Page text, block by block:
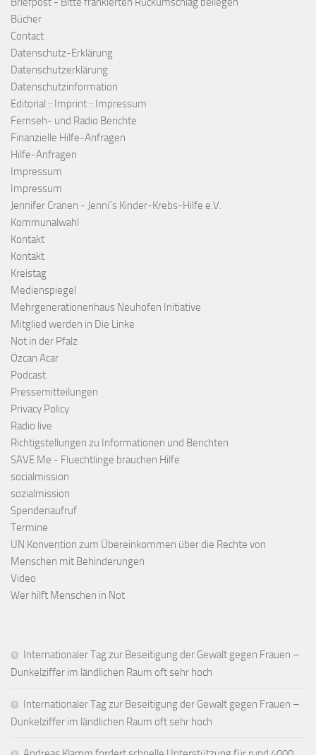
Bücher
Contact
Datenschutz-Erklärung
Datenschutzerklärung
Datenschutzinformation
Editorial :: Imprint :: Impressum
Fernseh- und Radio Berichte
Finanzielle Hilfe-Anfragen
Hilfe-Anfragen
Impressum
Impressum
Jennifer Cranen - Jenni´s Kinder-Krebs-Hilfe e.V.
Kommunalwahl
Kontakt
Kontakt
Kreistag
Medienspiegel
Mehrgenerationenhaus Neuhofen Initiative
Mitglied werden in Die Linke
Not in der Pfalz
Özcan Acar
Podcast
Pressemitteilungen
Privacy Policy
Radio live
Richtigstellungen zu Informationen und Berichten
SAVE Me - Fluechtlinge brauchen Hilfe
socialmission
sozialmission
Spendenaufruf
Termine
UN Konvention zum Übereinkommen über die Rechte von
Menschen mit Behinderungen
Video
Wer hilft Menschen in Not
Internationaler Tag zur Beseitigung der Gewalt gegen Frauen –
Dunkelziffer im ländlichen Raum oft sehr hoch
Internationaler Tag zur Beseitigung der Gewalt gegen Frauen –
Dunkelziffer im ländlichen Raum oft sehr hoch